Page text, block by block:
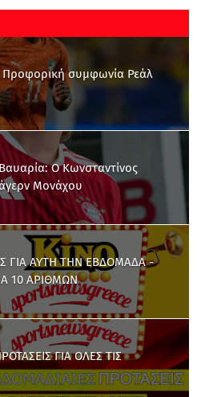
συμφωνία Ρεάλ
O Κωνσταντίνος
Μονάχου
ΓΙΑ ΑΥΤΗ ΤΗΝ ΕΒΔΟΜΑΔΑ -
10 ΑΡΙΘΜΩΝ